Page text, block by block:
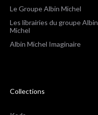
Le Groupe Albin Michel
Les librairies du groupe Albin
Michel
Albin Michel Imaginaire
Collections